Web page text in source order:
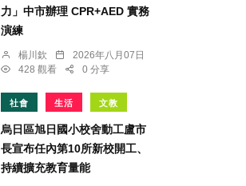
力」中市辦理 CPR+AED 實務
演練
楊川欽
2026年八月07日
428 觀看
0 分享
社會 生活 文教
烏日區旭日國小校舍動工盧市
長宣布任內第10所新校開工、
持續擴充教育量能